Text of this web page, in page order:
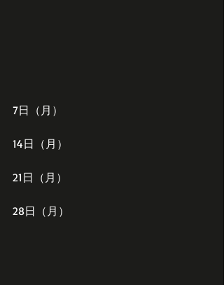
7日（月）
14日（月）
21日（月）
28日（月）